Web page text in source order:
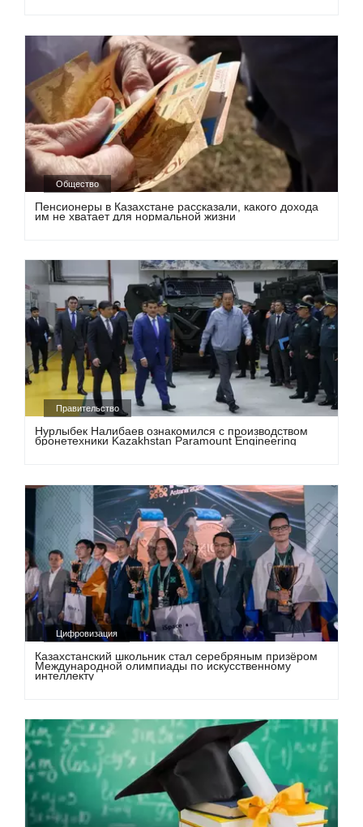
Общество
Пенсионеры в Казахстане рассказали, какого дохода
им не хватает для нормальной жизни
Правительство
Нурлыбек Налибаев ознакомился с производством
бронетехники Kazakhstan Paramount Engineering
Цифровизация
Казахстанский школьник стал серебряным призёром
Международной олимпиады по искусственному
интеллекту